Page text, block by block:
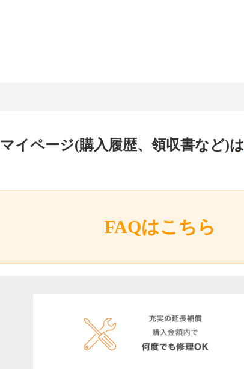
マイページ(購入履歴、領収書など)は
FAQはこちら